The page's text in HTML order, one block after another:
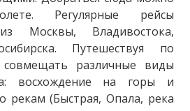
Регулярные рейсы
Москвы, Владивостока,
Путешествуя по
различные виды
восхождение на горы и
рекам (Быстрая, Опала, река